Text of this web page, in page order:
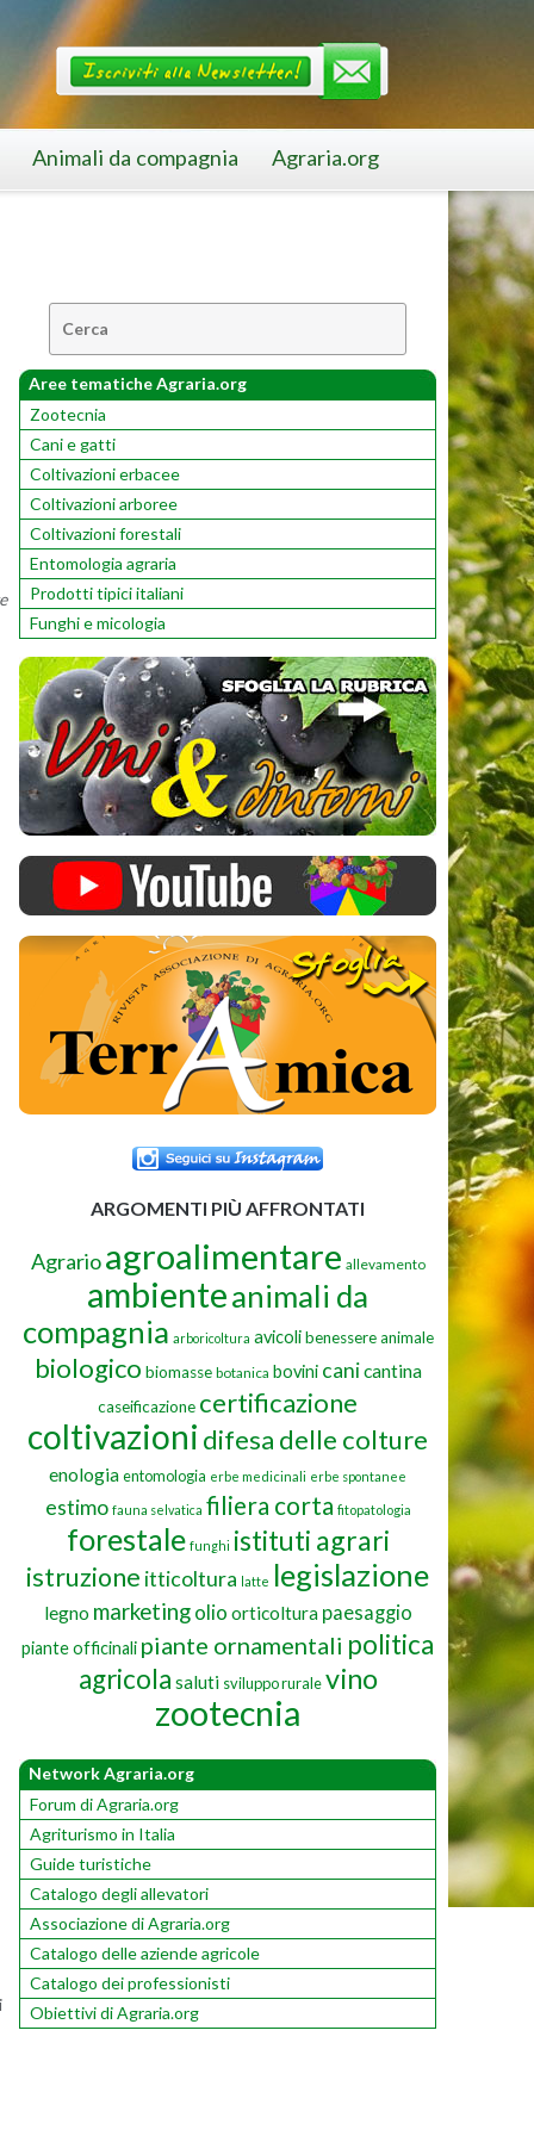
Animali da compagnia Agraria.org
Aree tematiche Agraria.org
Zootecnia
Cani e gatti
Coltivazioni erbacee
Coltivazioni arboree
Coltivazioni forestali
Entomologia agraria
Prodotti tipici italiani
Funghi e micologia
ARGOMENTI PIÙ AFFRONTATI
Agrario agroalimentare allevamento
ambienteanimali da
compagnia arboricoltura avicoli benessere animale
biologico biomasse botanica bovini canicantina
caseificazione certificazione
coltivazioni difesa delle colture
enologiaentomologia erbe medicinali erbe spontanee
estimo fauna selvatica filiera corta fitopatologia
forestale funghi istituti agrari
istruzione itticoltura latte legislazione
legno marketing olio orticoltura paesaggio
piante officinali piante ornamentali politica
agricola saluti sviluppo rurale vino
zootecnia
Network Agraria.org
Forum di Agraria.org
Agriturismo in Italia
Guide turistiche
Catalogo degli allevatori
Associazione di Agraria.org
Catalogo delle aziende agricole
Catalogo dei professionisti
Obiettivi di Agraria.org